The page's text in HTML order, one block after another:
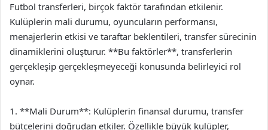
Futbol transferleri, birçok faktör tarafından etkilenir.
Kulüplerin mali durumu, oyuncuların performansı,
menajerlerin etkisi ve taraftar beklentileri, transfer sürecinin
dinamiklerini oluşturur. **Bu faktörler**, transferlerin
gerçekleşip gerçekleşmeyeceği konusunda belirleyici rol
oynar.
1. **Mali Durum**: Kulüplerin finansal durumu, transfer
bütçelerini doğrudan etkiler. Özellikle büyük kulüpler,